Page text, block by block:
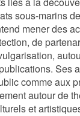
sous-marins
mener des
de
Ses
comme aux
autour de
et